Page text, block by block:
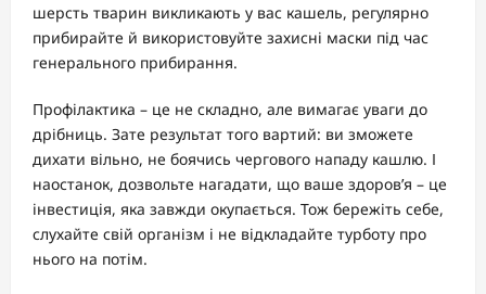
шерсть тварин викликають у вас кашель, регулярно
прибирайте й використовуйте захисні маски під час
генерального прибирання.
Профілактика – це не складно, але вимагає уваги до
дрібниць. Зате результат того вартий: ви зможете
дихати вільно, не боячись чергового нападу кашлю. І
наостанок, дозвольте нагадати, що ваше здоров’я – це
інвестиція, яка завжди окупається. Тож бережіть себе,
слухайте свій організм і не відкладайте турботу про
нього на потім.